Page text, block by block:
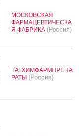
МОСКОВСКАЯ
ФАРМАЦЕВТИЧЕСКА
Я ФАБРИКА (Россия)
ТАТХИМФАРМПРЕПА
РАТЫ (Россия)